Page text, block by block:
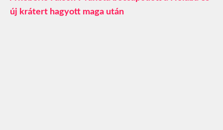
új krátert hagyott maga után